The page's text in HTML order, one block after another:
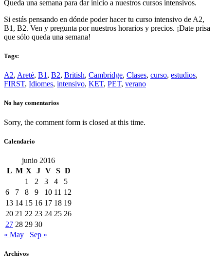
Queda una semana para dar inicio a nuestros cursos intensivos.
Si estás pensando en dónde poder hacer tu curso intensivo de A2,
B1, B2. Ven y pregunta por nuestros horarios y precios. ¡Date prisa
que sólo queda una semana!
Tags:
A2, Areté, B1 , B2, British, Cambridge, Clases, curso, estudios,
FIRST, Idiomes, intensivo, KET, PET, verano
No hay comentarios
Sorry, the comment form is closed at this time.
Calendario
junio 2016
L M X J V S D
1
2 3 4
5
6
7 8 9 10 11 12
13 14 15 16 17 18 19
20 21 22 23 24 25 26
27 28 29 30
« May
Sep »
Archivos